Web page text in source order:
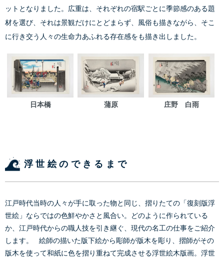
ットとなりました。広重は、それぞれの宿駅ごとに季節感のある題
材を選び、それは景観だけにとどまらず、風俗も描きながら、そこ
に行き交う人々の生命力あふれる存在感をも描き出しました。
日本橋 蒲原 庄野 白雨
浮世絵のできるまで
江戸時代当時の人々が手に取った物と同じ、摺りたての「復刻版浮
世絵」ならではの色鮮やかさと風合い。どのように作られている
か、江戸時代からの職人技を引き継ぐ、現代の名工の仕事をご紹介
します。 絵師の描いた版下絵から彫師が版木を彫り、摺師がその
版木を使って和紙に色を摺り重ねて完成させる浮世絵木版画。浮世